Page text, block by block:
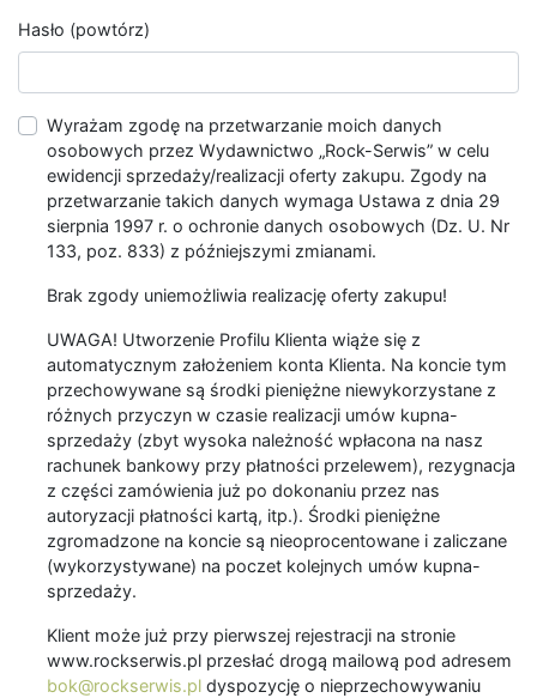
Hasło (powtórz)
Wyrażam zgodę na przetwarzanie moich danych
osobowych przez Wydawnictwo „Rock-Serwis” w celu
ewidencji sprzedaży/realizacji oferty zakupu. Zgody na
przetwarzanie takich danych wymaga Ustawa z dnia 29
sierpnia 1997 r. o ochronie danych osobowych (Dz. U. Nr
133, poz. 833) z późniejszymi zmianami.
Brak zgody uniemożliwia realizację oferty zakupu!
UWAGA! Utworzenie Profilu Klienta wiąże się z
automatycznym założeniem konta Klienta. Na koncie tym
przechowywane są środki pieniężne niewykorzystane z
różnych przyczyn w czasie realizacji umów kupna-
sprzedaży (zbyt wysoka należność wpłacona na nasz
rachunek bankowy przy płatności przelewem), rezygnacja
z części zamówienia już po dokonaniu przez nas
autoryzacji płatności kartą, itp.). Środki pieniężne
zgromadzone na koncie są nieoprocentowane i zaliczane
(wykorzystywane) na poczet kolejnych umów kupna-
sprzedaży.
Klient może już przy pierwszej rejestracji na stronie
www.rockserwis.pl przesłać drogą mailową pod adresem
bok@rockserwis.pl dyspozycję o nieprzechowywaniu